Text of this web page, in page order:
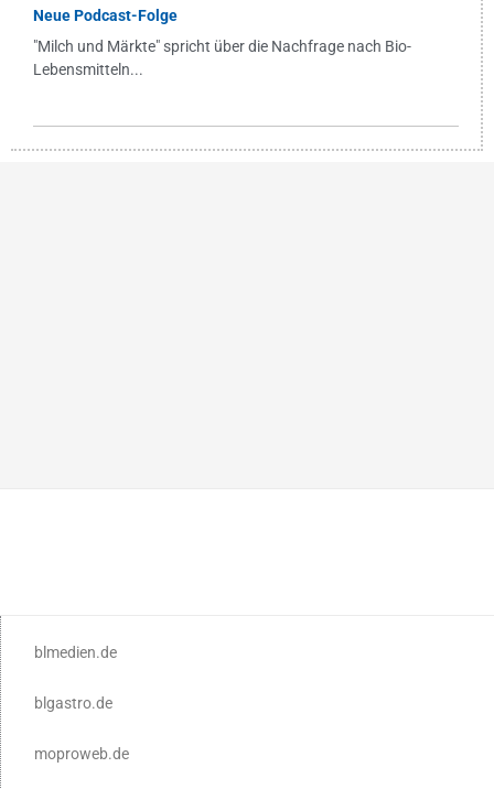
Neue Podcast-Folge
"Milch und Märkte" spricht über die Nachfrage nach Bio-
Lebensmitteln...
blmedien.de
blgastro.de
moproweb.de